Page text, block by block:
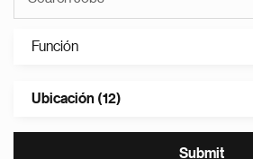
Función
Ubicación (12)